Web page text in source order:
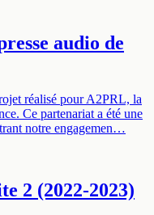
audio de
réalisé pour A2PRL, la
Ce partenariat a été une
notre engagemen…
2 (2022-2023)